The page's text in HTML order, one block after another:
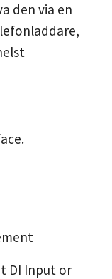
den via en
DI Input or